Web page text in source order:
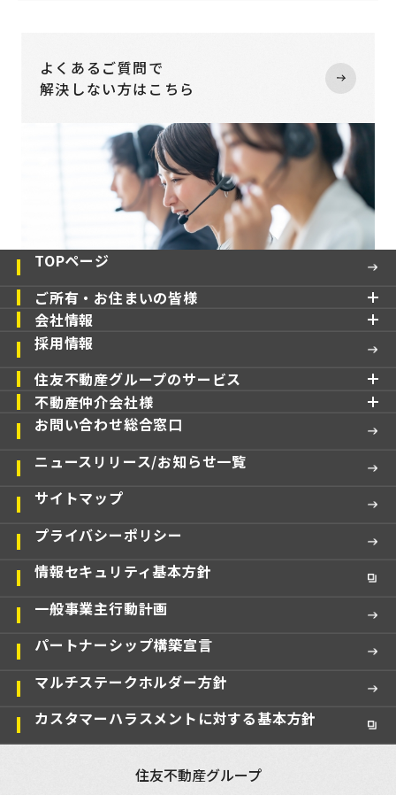
よくあるご質問で
解決しない方はこちら
TOPページ
ご所有・お住まいの皆様
会社情報
採用情報
住友不動産グループのサービス
不動産仲介会社様
お問い合わせ総合窓口
ニュースリリース/お知らせ一覧
サイトマップ
プライバシーポリシー
情報セキュリティ基本方針
一般事業主行動計画
パートナーシップ構築宣言
マルチステークホルダー方針
カスタマーハラスメントに対する基本方針
住友不動産グループ